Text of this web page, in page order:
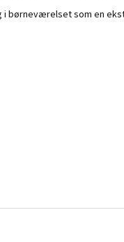
børneværelset som en